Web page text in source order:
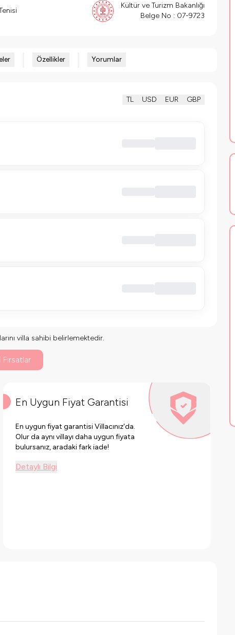
Kültür ve Turizm Bakanlığı
Belge No : 07-9723
Özellikler Yorumlar
TL USD EUR GBP
villa sahibi belirlemektedir.
Fırsatlar
En Uygun Fiyat Garantisi
En uygun fiyat garantisi Villacınız'da.
Olur da aynı villayı daha uygun fiyata
bulursanız, aradaki fark iade!
Detaylı Bilgi